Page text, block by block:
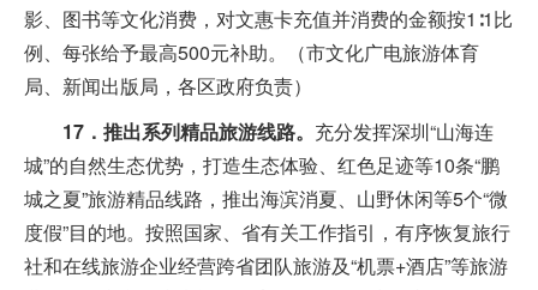
影、图书等文化消费，对文惠卡充值并消费的金额按1∶1比
例、每张给予最高500元补助。（市文化广电旅游体育
局、新闻出版局，各区政府负责）
17．推出系列精品旅游线路。 充分发挥深圳“山海连
城”的自然生态优势，打造生态体验、红色足迹等10条“鹏
城之夏”旅游精品线路，推出海滨消夏、山野休闲等5个“微
度假”目的地。按照国家、省有关工作指引，有序恢复旅行
社和在线旅游企业经营跨省团队旅游及“机票+酒店”等旅游